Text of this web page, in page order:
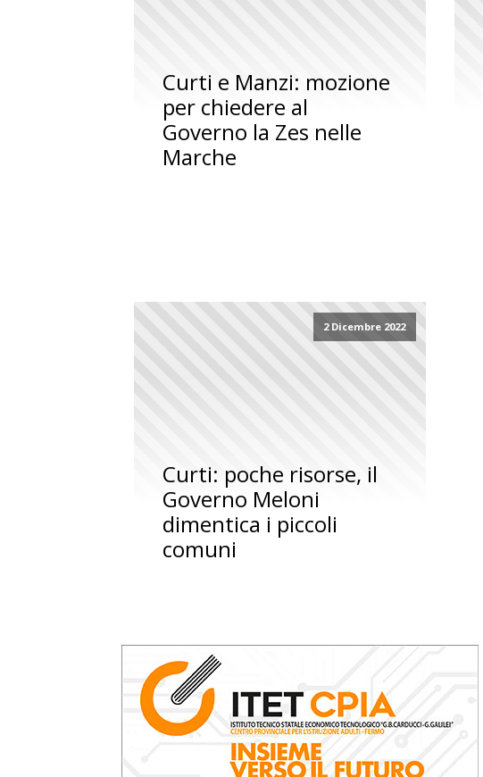
Curti e Manzi: mozione
per chiedere al
Governo la Zes nelle
Marche
2 Dicembre 2022
Curti: poche risorse, il
Governo Meloni
dimentica i piccoli
comuni